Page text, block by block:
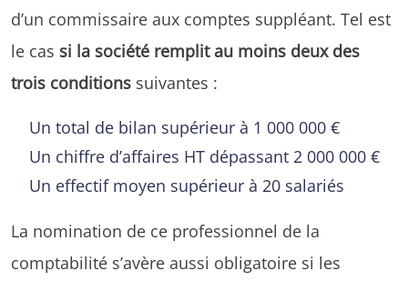
d’un commissaire aux comptes suppléant. Tel est
le cas si la société remplit au moins deux des
trois conditions suivantes :
Un total de bilan supérieur à 1 000 000 €
Un chiffre d’affaires HT dépassant 2 000 000 €
Un effectif moyen supérieur à 20 salariés
La nomination de ce professionnel de la
comptabilité s’avère aussi obligatoire si les